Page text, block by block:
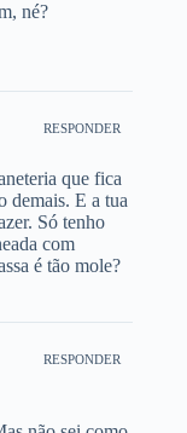
né?
RESPONDER
que fica
demais. E a tua
Só tenho
com
é tão mole?
RESPONDER